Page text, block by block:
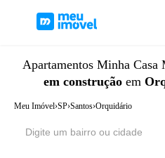
Apartamentos Minha Casa
em construção em
Meu Imóvel›SP›Santos›Orquidário